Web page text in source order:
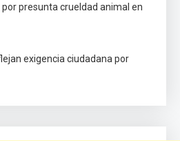
presunta crueldad animal en
exigencia ciudadana por